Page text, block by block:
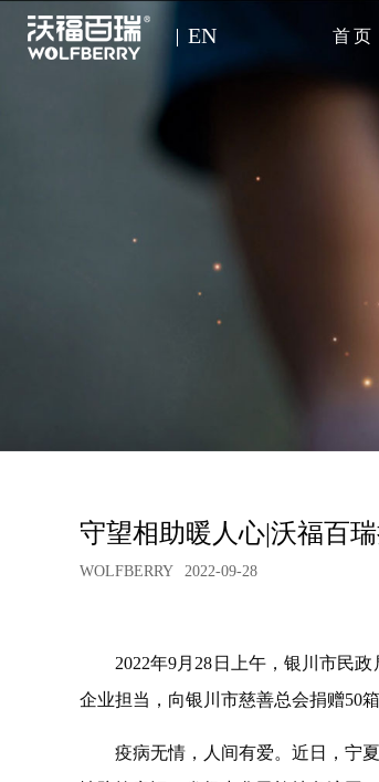
EN 首页
守望相助暖人心|沃福百
WOLFBERRY 2022-09-28
2022年9月28日上午，银川市民
企业担当，向银川市慈善总会捐赠50
疫病无情，人间有爱。近日，宁